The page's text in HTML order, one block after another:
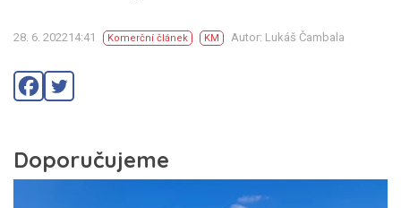
28. 6. 202214:41 Komerční článek KM Autor: Lukáš Čambala